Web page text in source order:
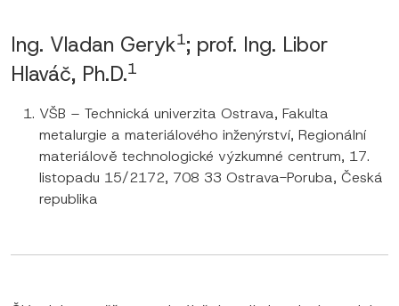
Ing. Vladan Geryk1; prof. Ing. Libor
Hlaváč, Ph.D.1
VŠB – Technická univerzita Ostrava, Fakulta
metalurgie a materiálového inženýrství, Regionální
materiálově technologické výzkumné centrum, 17.
listopadu 15/2172, 708 33 Ostrava-Poruba, Česká
republika